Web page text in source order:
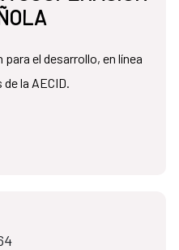
el desarrollo, en línea
la AECID.